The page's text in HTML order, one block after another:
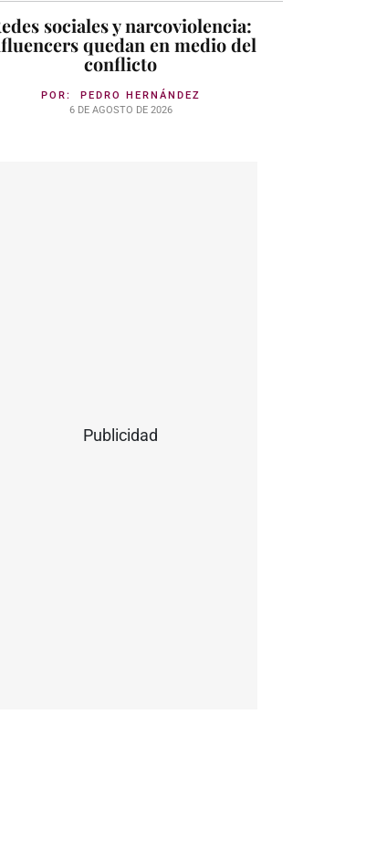
sociales y narcoviolencia:
quedan en medio del
conflicto
POR: PEDRO HERNÁNDEZ
6 DE AGOSTO DE 2026
Publicidad